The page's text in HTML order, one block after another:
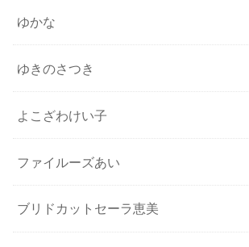
ゆかな
ゆきのさつき
よこざわけい子
ファイルーズあい
ブリドカットセーラ恵美